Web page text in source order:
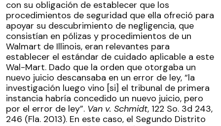
con su obligación de establecer que los
procedimientos de seguridad que ella ofreció para
apoyar su descubrimiento de negligencia, que
consistían en pólizas y procedimientos de un
Walmart de Illinois, eran relevantes para
establecer el estándar de cuidado aplicable a este
Wal-Mart. Dado que la orden que otorgaba un
nuevo juicio descansaba en un error de ley, “la
investigación luego vino [si] el tribunal de primera
instancia habría concedido un nuevo juicio, pero
por el error de ley”. Van v. Schmidt, 122 So. 3d 243,
246 (Fla. 2013). En este caso, el Segundo Distrito